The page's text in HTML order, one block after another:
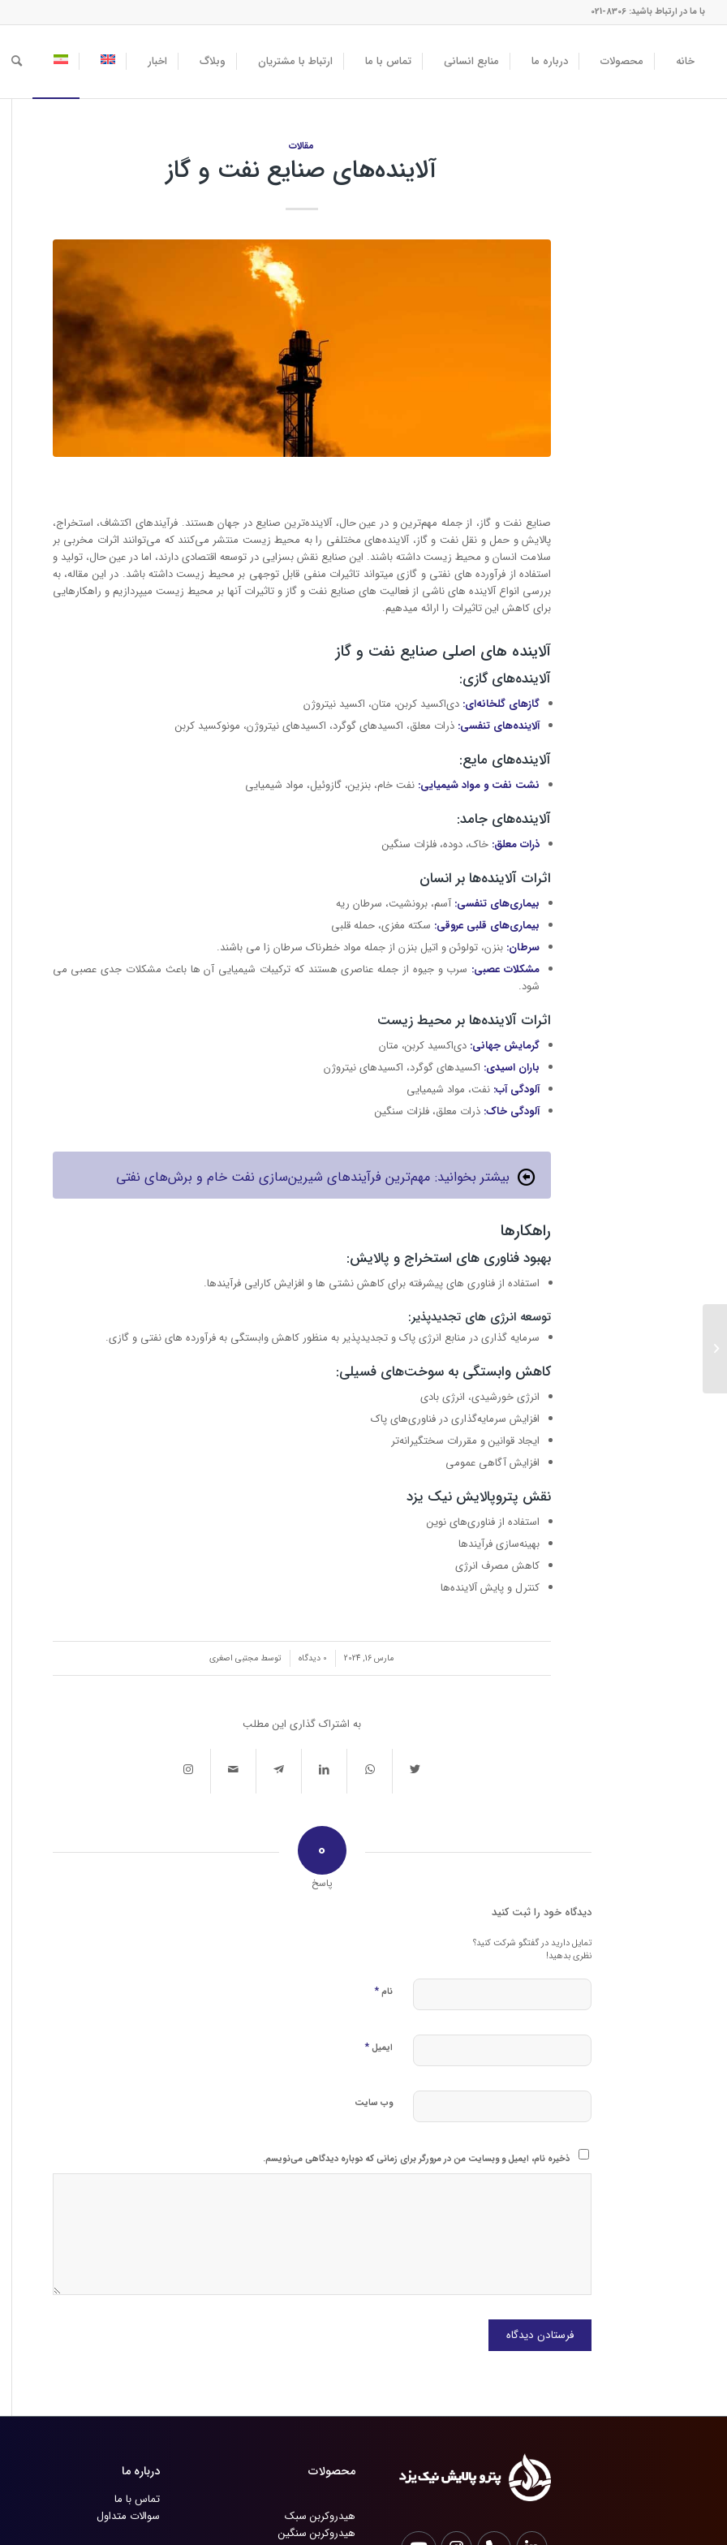
با ما در ارتباط باشید: 8306-021
خانه محصولات درباره ما منابع انسانی تماس با ما ارتباط با مشتریان وبلاگ اخبار
مقالات
آلاینده‌های صنایع نفت و گاز
صنایع نفت و گاز، از جمله مهم‌ترین و در عین حال، آلاینده‌ترین صنایع در جهان هستند. فرآیندهای اکتشاف، استخراج،
پالایش و حمل و نقل نفت و گاز، آلاینده‌های مختلفی را به محیط زیست منتشر می‌کنند که می‌توانند اثرات مخربی بر
سلامت انسان و محیط زیست داشته باشند. این صنایع نقش بسزایی در توسعه اقتصادی دارند، اما در عین حال، تولید و
استفاده از فرآورده های نفتی و گازی میتواند تاثیرات منفی قابل توجهی بر محیط زیست داشته باشد. در این مقاله، به
بررسی انواع آلاینده های ناشی از فعالیت های صنایع نفت و گاز و تاثیرات آنها بر محیط زیست میپردازیم و راهکارهایی
برای کاهش این تاثیرات را ارائه میدهیم.
آلاینده های اصلی صنایع نفت و گاز
آلاینده‌های گازی:
گازهای گلخانه‌ای: دی‌اکسید کربن، متان، اکسید نیتروژن
آلاینده‌های تنفسی: ذرات معلق، اکسیدهای گوگرد، اکسیدهای نیتروژن، مونوکسید کربن
آلاینده‌های مایع:
نشت نفت و مواد شیمیایی: نفت خام، بنزین، گازوئیل، مواد شیمیایی
آلاینده‌های جامد:
ذرات معلق: خاک، دوده، فلزات سنگین
اثرات آلاینده‌ها بر انسان
بیماری‌های تنفسی: آسم، برونشیت، سرطان ریه
بیماری‌های قلبی عروقی: سکته مغزی، حمله قلبی
سرطان: بنزن، تولوئن و اتیل بنزن از جمله مواد خطرناک سرطان زا می باشند.
مشکلات عصبی: سرب و جیوه از جمله عناصری هستند که ترکیبات شیمیایی آن ها باعث مشکلات جدی عصبی می
شود.
اثرات آلاینده‌ها بر محیط زیست
گرمایش جهانی: دی‌اکسید کربن، متان
باران اسیدی: اکسیدهای گوگرد، اکسیدهای نیتروژن
آلودگی آب: نفت، مواد شیمیایی
آلودگی خاک: ذرات معلق، فلزات سنگین
بیشتر بخوانید: مهم‌ترین فرآیندهای شیرین‌سازی نفت خام و برش‌های نفتی
راهکارها
بهبود فناوری های استخراج و پالایش:
استفاده از فناوری های پیشرفته برای کاهش نشتی ها و افزایش کارایی فرآیندها.
توسعه انرژی های تجدیدپذیر:
سرمایه گذاری در منابع انرژی پاک و تجدیدپذیر به منظور کاهش وابستگی به فرآورده های نفتی و گازی.
کاهش وابستگی به سوخت‌های فسیلی:
انرژی خورشیدی، انرژی بادی
افزایش سرمایه‌گذاری در فناوری‌های پاک
ایجاد قوانین و مقررات سختگیرانه‌تر
افزایش آگاهی عمومی
نقش پتروپالایش نیک یزد
استفاده از فناوری‌های نوین
بهینه‌سازی فرآیندها
کاهش مصرف انرژی
کنترل و پایش آلاینده‌ها
مارس 16, 2024
/ 0 دیدگاه‌ توسط مجتبی اصغری
به اشتراک گذاری این مطلب
0
پاسخ
دیدگاه خود را ثبت کنید
تمایل دارید در گفتگو شرکت کنید؟
نظری بدهید!
نام*
ایمیل*
وب‌ سایت
ذخیره نام، ایمیل و وبسایت من در مرورگر برای زمانی که دوباره دیدگاهی می‌نویسم.
محصولات
هیدروکربن سبک
هیدروکربن سنگین
درباره ما
تماس با ما
سوالات متداول
تأثیر مقررات سازمان بین
المللی دریانوردی (IMO) بر
کشت...